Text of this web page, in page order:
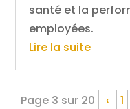
santé et la
employées.
Lire la suite
Page 3 sur 20 ‹ 1